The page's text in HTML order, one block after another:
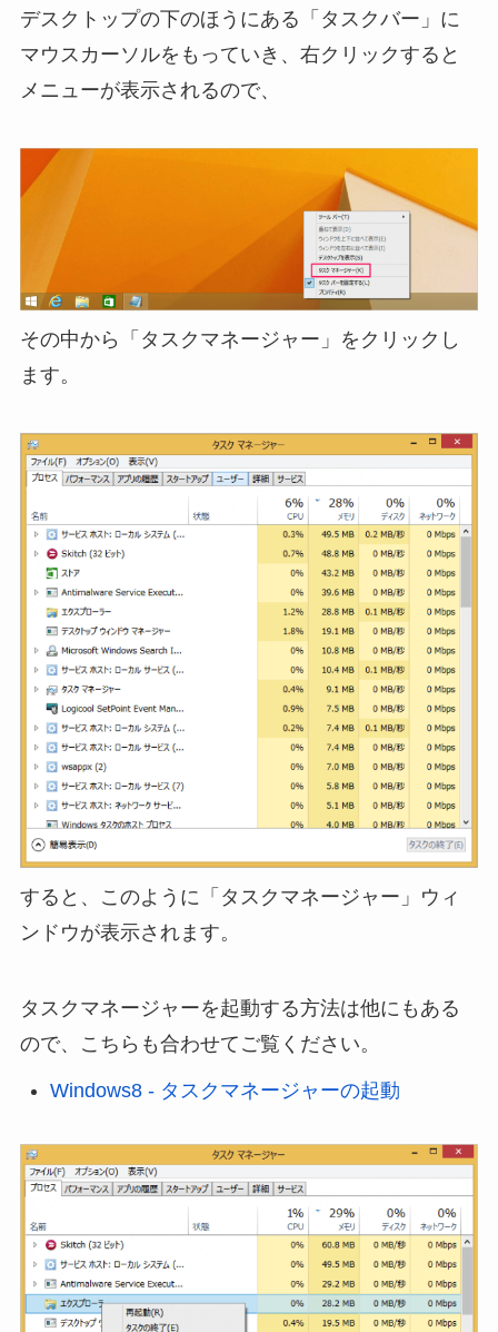
デスクトップの下のほうにある「タスクバー」に
マウスカーソルをもっていき、右クリックすると
メニューが表示されるので、
その中から「タスクマネージャー」をクリックし
ます。
すると、このように「タスクマネージャー」ウィ
ンドウが表示されます。
タスクマネージャーを起動する方法は他にもある
ので、こちらも合わせてご覧ください。
Windows8 - タスクマネージャーの起動